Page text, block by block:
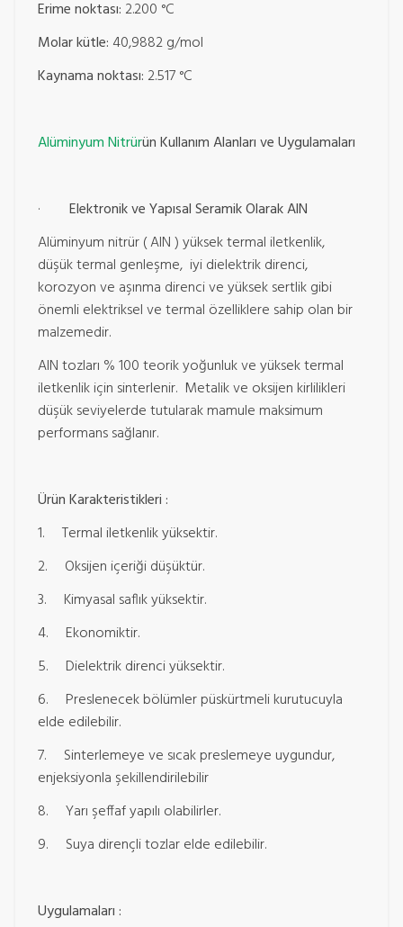
Erime noktası: 2.200 °C
Molar kütle: 40,9882 g/mol
Kaynama noktası: 2.517 °C
Alüminyum Nitrürün Kullanım Alanları ve Uygulamaları
· Elektronik ve Yapısal Seramik Olarak AlN
Alüminyum nitrür ( AlN ) yüksek termal iletkenlik,
düşük termal genleşme, iyi dielektrik direnci,
korozyon ve aşınma direnci ve yüksek sertlik gibi
önemli elektriksel ve termal özelliklere sahip olan bir
malzemedir.
AlN tozları % 100 teorik yoğunluk ve yüksek termal
iletkenlik için sinterlenir. Metalik ve oksijen kirlilikleri
düşük seviyelerde tutularak mamule maksimum
performans sağlanır.
Ürün Karakteristikleri :
1. Termal iletkenlik yüksektir.
2. Oksijen içeriği düşüktür.
3. Kimyasal saflık yüksektir.
4. Ekonomiktir.
5. Dielektrik direnci yüksektir.
6. Preslenecek bölümler püskürtmeli kurutucuyla
elde edilebilir.
7. Sinterlemeye ve sıcak preslemeye uygundur,
enjeksiyonla şekillendirilebilir
8. Yarı şeffaf yapılı olabilirler.
9. Suya dirençli tozlar elde edilebilir.
Uygulamaları :